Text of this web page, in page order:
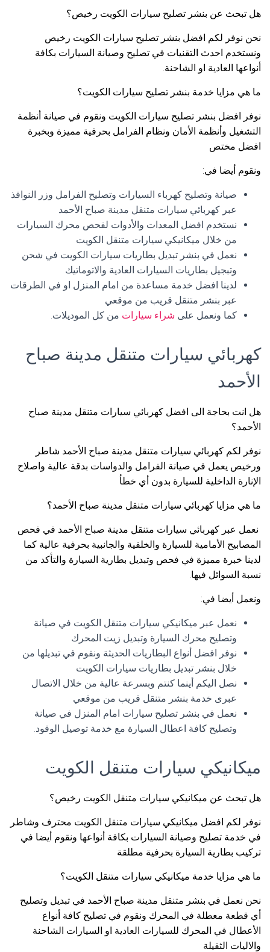
هل تبحث عن بنشر تصليح سيارات الكويت رخيص؟
نحن نوفر لكم افضل بنشر تصليح سيارات الكويت رخيص
ونستخدم احدث التقنيات في تصليح وصيانة السيارات بكافة
أنواعها العادية او الشاحنة.
ما هي مزايا خدمة بنشر تصليح سيارات الكويت؟
نوفر افضل بنشر تصليح سيارات الكويت ونقوم في صيانة أنظمة
التشغيل وأنظمة الأمان ونظام الفرامل بحرفية مميزة وبخبرة
افضل مختص
ونقوم أيضا في:
صيانة وتصليح كهرباء السيارات وتصليح الفرامل وزر النوافذ
عبر كهربائي سيارات متنقل مدينة صباح الأحمد
نستخدم افضل المعدات والأدوات لفحص محرك السيارات
من خلال ميكانيكي سيارات متنقل الكويت
نعمل في بنشر تبديل بطاريات سيارات الكويت في شحن
وتبجيل بطاريات السيارات العادية والاتوماتيك
لدينا افضل خدمة مساعدة من امام المنزل او في الطرقات
عبر بنشر متنقل قريب من موقعي
كما ونعمل على شراء سيارات من كل الموديلات.
كهربائي سيارات متنقل مدينة صباح
الأحمد
هل انت بحاجة الى افضل كهربائي سيارات متنقل مدينة صباح
الأحمد؟
نوفر لكم كهربائي سيارات متنقل مدينة صباح الأحمد شاطر
ورخيص يعمل في صيانة الفرامل والدواسات بدقة عالية واصلاح
الإنارة الداخلية للسيارة بدون أي خطأ
ما هي مزايا كهربائي سيارات متنقل مدينة صباح الأحمد؟
نعمل عبر كهربائي سيارات متنقل مدينة صباح الأحمد في فحص
المصابيح الأمامية للسيارة والخلفية والجانبية بحرفية عالية كما
لدينا خبرة مميزة في فحص وتبديل بطارية السيارة والتأكد من
نسبة السوائل فيها.
ونعمل أيضا في:
نعمل عبر ميكانيكي سيارات متنقل الكويت في صيانة
وتصليح محرك السيارة وتبديل زيت المحرك
نوفر افضل أنواع البطاريات الحديثة ونقوم في تبديلها من
خلال بنشر تبديل بطاريات سيارات الكويت
نصل اليكم أينما كنتم وبسرعة عالية من خلال الاتصال
عبرى خدمة بنشر متنقل قريب من موقعي
نعمل في بنشر تصليح سيارات امام المنزل في صيانة
وتصليح كافة اعطال السيارة مع خدمة توصيل الوقود.
ميكانيكي سيارات متنقل الكويت
هل تبحث عن ميكانيكي سيارات متنقل الكويت رخيص؟
نوفر لكم افضل ميكانيكي سيارات متنقل الكويت محترف وشاطر
في خدمة تصليح وصيانة السيارات بكافة أنواعها ونقوم أيضا في
تركيب بطارية السيارة بحرفية مطلقة
ما هي مزايا خدمة ميكانيكي سيارات متنقل الكويت؟
نحن نعمل في بنشر متنقل مدينة صباح الأحمد في تبديل وتصليح
أي قطعة معطلة في المحرك ونقوم في تصليح كافة أنواع
الأعطال في المحرك للسيارات العادية او السيارات الشاحنة
والاليات الثقيلة